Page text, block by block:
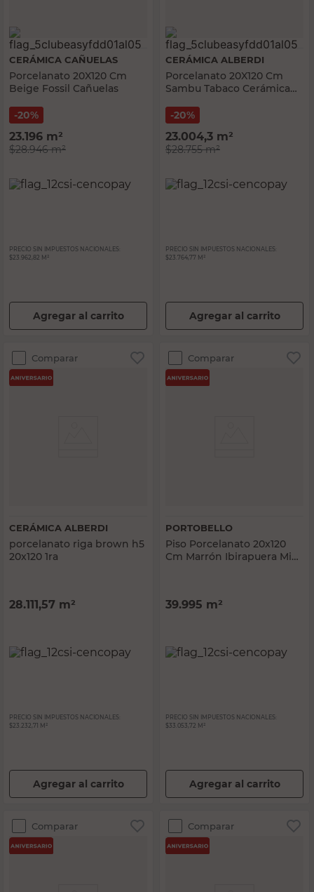
CERÁMICA CAÑUELAS
Porcelanato 20X120 Cm
Beige Fossil Cañuelas
20%
23.196 m²
$28.946m²
PRECIO SIN IMPUESTOS NACIONALES:
$23.962,82 M²
Agregar al carrito
CERÁMICA ALBERDI
Porcelanato 20X120 Cm
Sambu Tabaco Cerámica
20%
23.004,3 m²
$28.755m²
PRECIO SIN IMPUESTOS NACIONALES:
$23.764,77 M²
Agregar al carrito
Comparar
CERÁMICA ALBERDI
porcelanato riga brown h5
20x120 1ra
28.111,57 m²
PRECIO SIN IMPUESTOS NACIONALES:
$23.232,71 M²
Agregar al carrito
Comparar
PORTOBELLO
Piso Porcelanato 20x120
Cm Marrón Ibirapuera Mix
39.995 m²
PRECIO SIN IMPUESTOS NACIONALES:
$33.053,72 M²
Agregar al carrito
Comparar Comparar